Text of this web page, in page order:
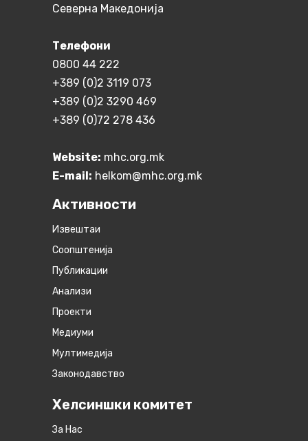
Северна Македонија
Телефони
0800 44 222
+389 (0)2 3119 073
+389 (0)2 3290 469
+389 (0)72 278 436
Website: mhc.org.mk
E-mail: helkom@mhc.org.mk
Активности
Извештаи
Соопштенија
Публикации
Анализи
Проекти
Медиуми
Мултимедија
Законодавство
Хелсиншки комитет
За Нас